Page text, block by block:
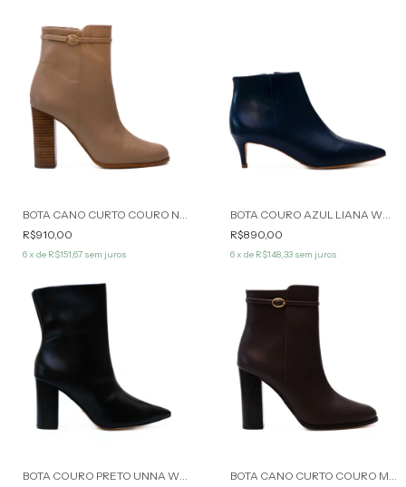
R$910,00
6x de R$151,67 sem juros
R$890,00
6x de R$148,33 sem juros